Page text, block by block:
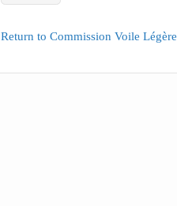
Return to Commission Voile Légère